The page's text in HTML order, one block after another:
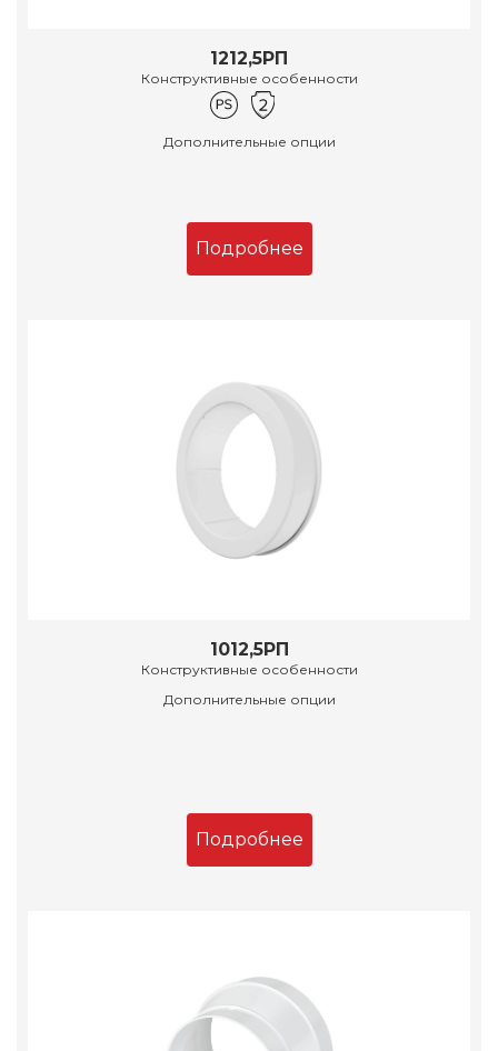
1212,5РП
Конструктивные особенности
Дополнительные опции
Подробнее
1012,5РП
Конструктивные особенности
Дополнительные опции
Подробнее